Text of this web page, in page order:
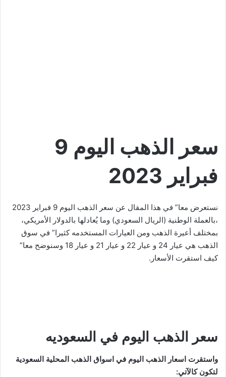
سعر الذهب اليوم 9
فبراير 2023
نستعرض معا” في هذا المقال عن سعر الذهب اليوم 9 فبراير 2023
،بالعملة الوطنية (الريال السعودي) وما يُعادلها بالدولار الأمريكي،
بمختلف أعيرة الذهب ومن العيارات المستخدمه كثيرا” في سوق
الذهب هي عيار 24 و عيار 22 و عيار 21 و عيار 18 وسنوضح معا”
كيف استقرت الأسعار.
سعر الذهب اليوم في السعوديه
واستقرت اسعار الذهب اليوم في اسواق الذهب المحلية السعودية
لتكون كالآتي: